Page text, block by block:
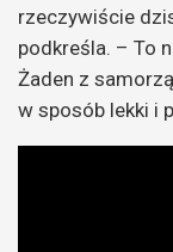
rzeczywiście
podkreśla. – To
Żaden z
w sposób lekki i